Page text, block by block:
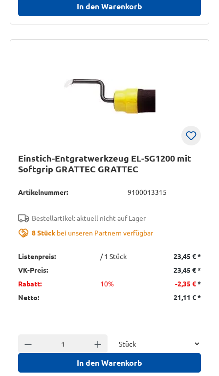
In den Warenkorb
Einstich-Entgratwerkzeug EL-SG1200 mit
Softgrip GRATTEC GRATTEC
Artikelnummer: 9100013315
Bestellartikel: aktuell nicht auf Lager
8 Stück bei unseren Partnern verfügbar
Listenpreis: / 1 Stück 23,45 €*
VK-Preis:
23,45 €*
Rabatt:
10% -2,35 €*
Netto:
21,11 €*
Anzahl verringern Anzahl erhöhen
In den Warenkorb